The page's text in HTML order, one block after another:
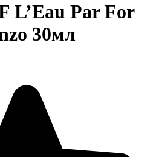
L’Eau Par For
30мл